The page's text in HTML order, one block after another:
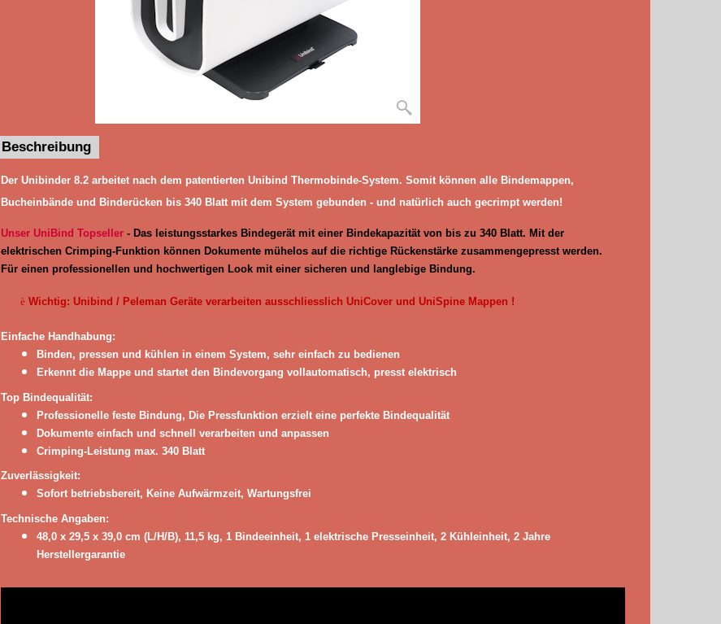
Beschreibung
Der Unibinder 8.2 arbeitet nach dem patentierten Unibind Thermobinde-System. Somit können alle Bindemappen,
Bucheinbände und Binderücken bis 340 Blatt mit dem System gebunden - und natürlich auch gecrimpt werden!
Unser UniBind Topseller - Das leistungsstarkes Bindegerät mit einer Bindekapazität von bis zu 340 Blatt. Mit der
elektrischen Crimping-Funktion können Dokumente mühelos auf die richtige Rückenstärke zusammengepresst werden.
Für einen professionellen und hochwertigen Look mit einer sicheren und langlebige Bindung.
è Wichtig: Unibind / Peleman Geräte verarbeiten ausschliesslich UniCover und UniSpine Mappen !
Einfache Handhabung:
Binden, pressen und kühlen in einem System, sehr einfach zu bedienen
Erkennt die Mappe und startet den Bindevorgang vollautomatisch, presst elektrisch
Top Bindequalität:
Professionelle feste Bindung, Die Pressfunktion erzielt eine perfekte Bindequalität
Dokumente einfach und schnell verarbeiten und anpassen
Crimping-Leistung max. 340 Blatt
Zuverlässigkeit:
Sofort betriebsbereit, Keine Aufwärmzeit, Wartungsfrei
Technische Angaben:
48,0 x 29,5 x 39,0 cm (L/H/B), 11,5 kg, 1 Bindeeinheit, 1 elektrische Presseinheit, 2 Kühleinheit, 2 Jahre
Herstellergarantie